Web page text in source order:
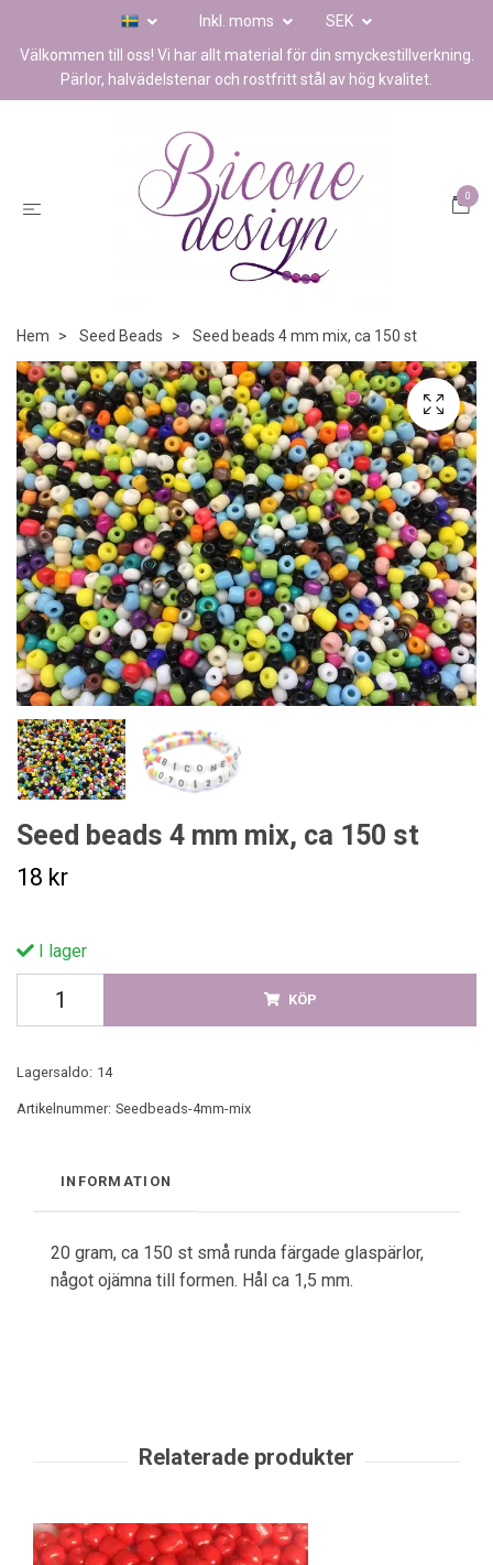
Inkl. moms
SEK
Välkommen till oss! Vi har allt material för din smyckestillverkning.
Pärlor, halvädelstenar och rostfritt stål av hög kvalitet.
0
Hem Seed Beads Seed beads 4 mm mix, ca 150 st
Seed beads 4 mm mix, ca 150 st
18 kr
I lager
KÖP
Lagersaldo: 14
Artikelnummer: Seedbeads-4mm-mix
INFORMATION
20 gram, ca 150 st små runda färgade glaspärlor,
något ojämna till formen. Hål ca 1,5 mm.